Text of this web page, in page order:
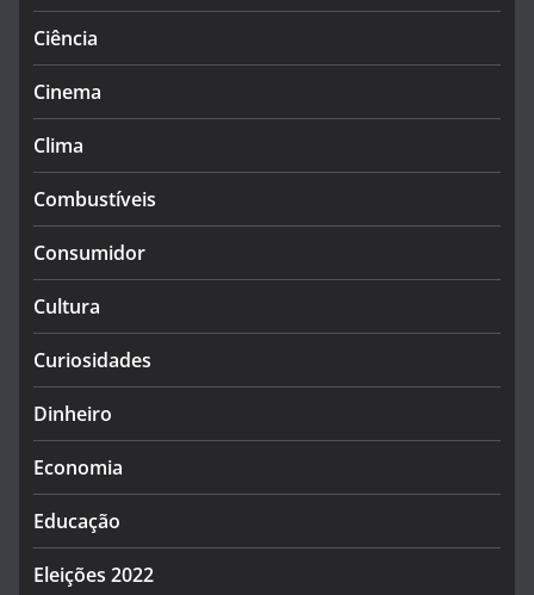
Ciência
Cinema
Clima
Combustíveis
Consumidor
Cultura
Curiosidades
Dinheiro
Economia
Educação
Eleições 2022